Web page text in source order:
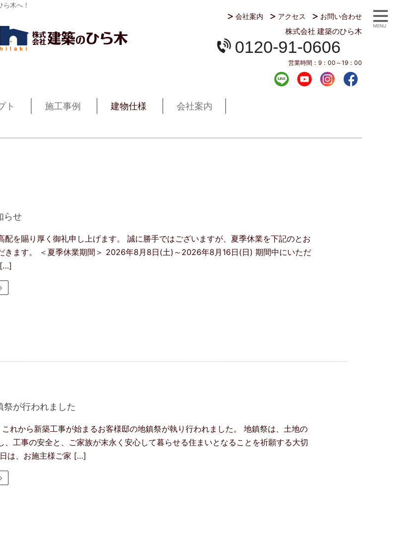
木へ！
会社案内 アクセス お問い合わせ
株式会社 建築のひら木
0120-91-0606
営業時間： 9：00～19：00
ト 施工事例 建物仕様 会社案内
らせ
配を賜り厚く御礼申し上げます。 誠に勝手ではございますが、夏季休業を下記のとお
きます。 ＜夏季休業期間＞ 2026年8月8日(土)～2026年8月16日(日) 期間中にいただ
[…]
が行われました
れから新築工事が始まるお客様邸の地鎮祭が執り行われました。 地鎮祭は、土地の
、工事の安全と、ご家族が末永く安心して暮らせる住まいとなることを祈願する大切
は、お施主様ご家 […]
MENU